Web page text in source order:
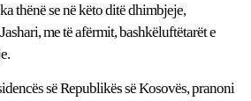
ka thënë se në këto ditë dhimbjeje,
me të afërmit, bashkëluftëtarët e
së Republikës së Kosovës, pranoni